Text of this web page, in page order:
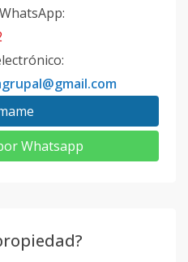
:
:
Whatsapp